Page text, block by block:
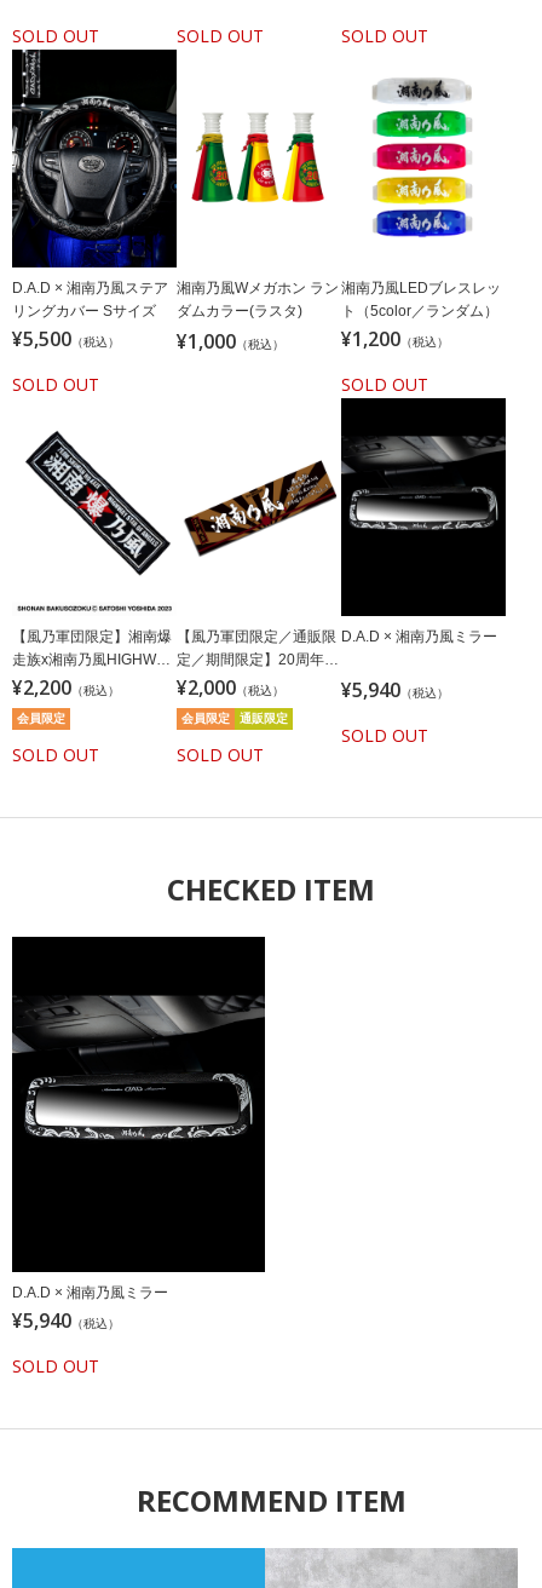
SOLD OUT SOLD OUT SOLD OUT
D.A.D × 湘南乃風ステア
リングカバー Sサイズ
¥5,500 （税込）
SOLD OUT
湘南乃風Wメガホン ラン
ダムカラー(ラスタ)
¥1,000 （税込）
湘南乃風LEDブレスレッ
ト（5color／ランダム）
¥1,200 （税込）
SOLD OUT
【風乃軍団限定】湘南爆
走族x湘南乃風HIGHWAY
STAR OF ANGELタオル/
ブラック
¥2,200 （税込）
会員限定
SOLD OUT
【風乃軍団限定／通販限
定／期間限定】20周年記
念湘南乃風タオル／ブラ
ック
¥2,000 （税込）
会員限定 通販限定
SOLD OUT
D.A.D × 湘南乃風ミラー
¥5,940 （税込）
SOLD OUT
CHECKED ITEM
D.A.D × 湘南乃風ミラー
¥5,940 （税込）
SOLD OUT
RECOMMEND ITEM